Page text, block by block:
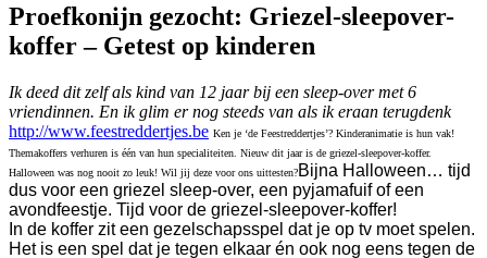
Proefkonijn gezocht: Griezel-sleepover-
koffer – Getest op kinderen
Ik deed dit zelf als kind van 12 jaar bij een sleep-over met 6
vriendinnen. En ik glim er nog steeds van als ik eraan terugdenk
http://www.feestreddertjes.be Ken je ‘de Feestreddertjes’? Kinderanimatie is hun vak!
Themakoffers verhuren is één van hun specialiteiten. Nieuw dit jaar is de griezel-sleepover-koffer.
Halloween was nog nooit zo leuk! Wil jij deze voor ons uittesten?Bijna Halloween… tijd
dus voor een griezel sleep-over, een pyjamafuif of een
avondfeestje. Tijd voor de griezel-sleepover-koffer!
In de koffer zit een gezelschapsspel dat je op tv moet spelen.
Het is een spel dat je tegen elkaar én ook nog eens tegen de